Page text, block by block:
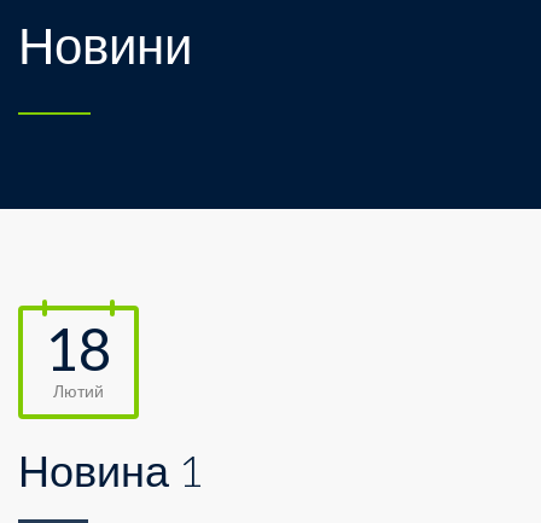
Новини
18
Лютий
Новина 1